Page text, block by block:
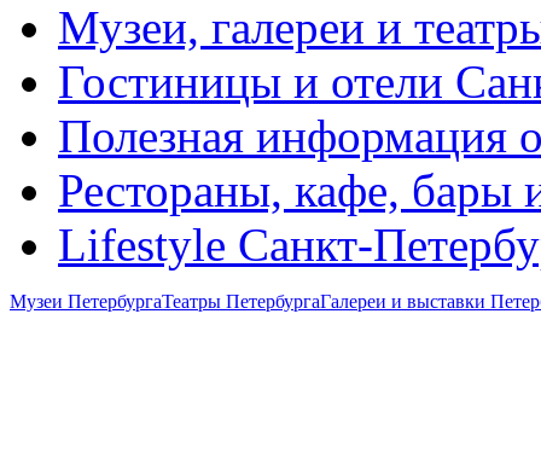
Музеи, галереи и
Гостиницы и отели
Полезная информация
Рестораны, кафе, бары
Lifestyle Санкт-
Музеи ПетербургаТеатры ПетербургаГалереи и выставки